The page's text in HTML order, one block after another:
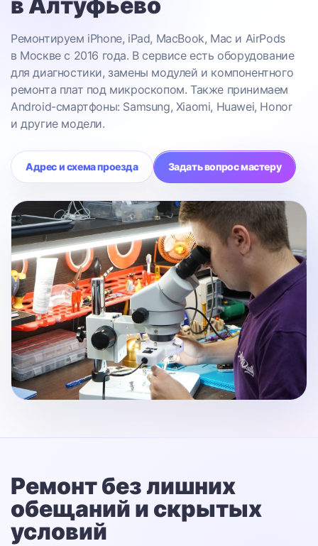
Ремонтируем iPhone, iPad, MacBook, Mac и AirPods
в Москве с 2016 года. В сервисе есть оборудование
для диагностики, замены модулей и компонентного
ремонта плат под микроскопом. Также принимаем
Android-смартфоны: Samsung, Xiaomi, Huawei, Honor
и другие модели.
Адрес и схема проезда Задать вопрос мастеру
Ремонт без лишних
обещаний и скрытых
условий